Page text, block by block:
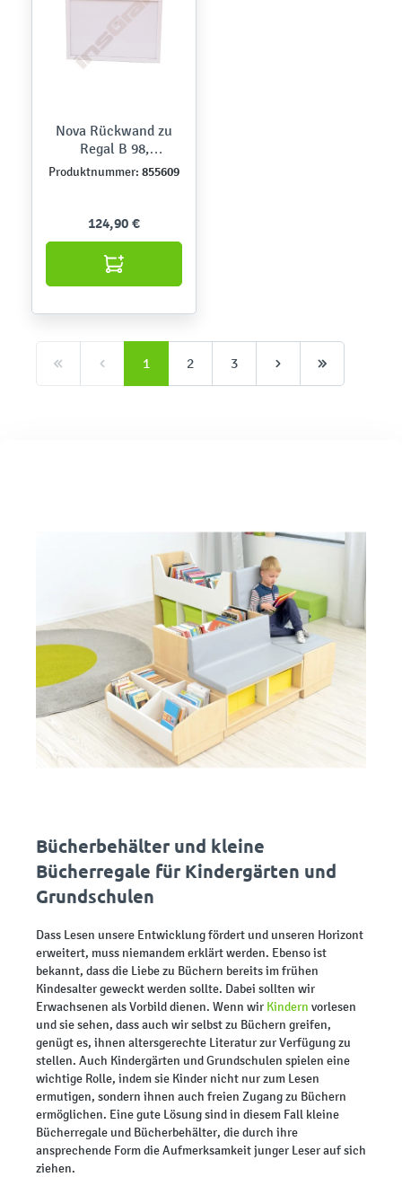
Nova Rückwand zu
Regal B 98,
Whiteboard
Produktnummer: 855609
124,90 €
1 2 3
Bücherbehälter und kleine
Bücherregale für Kindergärten und
Grundschulen
Dass Lesen unsere Entwicklung fördert und unseren Horizont
erweitert, muss niemandem erklärt werden. Ebenso ist
bekannt, dass die Liebe zu Büchern bereits im frühen
Kindesalter geweckt werden sollte. Dabei sollten wir
Erwachsenen als Vorbild dienen. Wenn wir Kindern vorlesen
und sie sehen, dass auch wir selbst zu Büchern greifen,
genügt es, ihnen altersgerechte Literatur zur Verfügung zu
stellen. Auch Kindergärten und Grundschulen spielen eine
wichtige Rolle, indem sie Kinder nicht nur zum Lesen
ermutigen, sondern ihnen auch freien Zugang zu Büchern
ermöglichen. Eine gute Lösung sind in diesem Fall kleine
Bücherregale und Bücherbehälter, die durch ihre
ansprechende Form die Aufmerksamkeit junger Leser auf sich
ziehen.